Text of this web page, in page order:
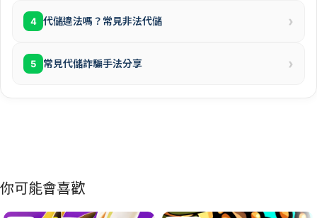
4 代儲違法嗎？常見非法代儲 ›
5 常見代儲詐騙手法分享 ›
你可能會喜歡